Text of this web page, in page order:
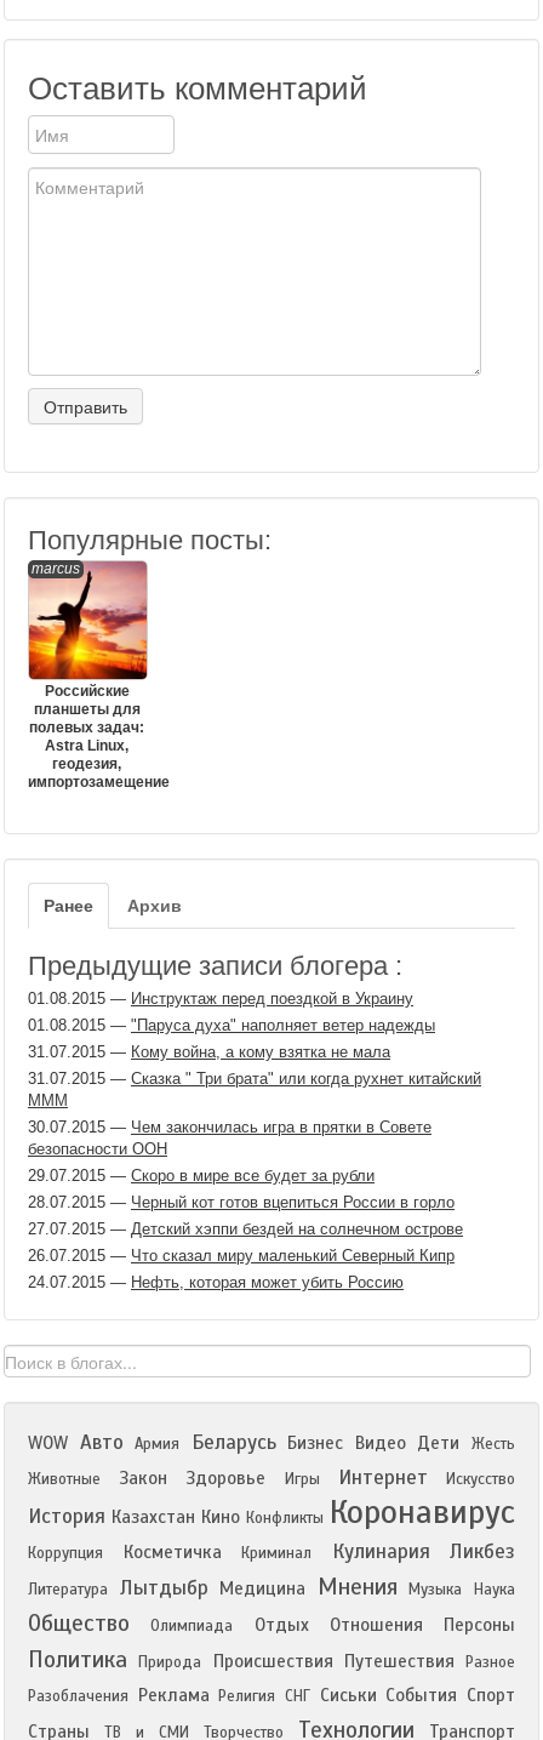
Оставить комментарий
Популярные посты:
marcus
Российские
планшеты для
полевых задач:
Astra Linux,
геодезия,
импортозамещение
Ранее Архив
Предыдущие записи блогера :
01.08.2015 — Инструктаж перед поездкой в Украину
01.08.2015 — "Паруса духа" наполняет ветер надежды
31.07.2015 — Кому война, а кому взятка не мала
31.07.2015 — Сказка " Три брата" или когда рухнет китайский
МММ
30.07.2015 — Чем закончилась игра в прятки в Совете
безопасности ООН
29.07.2015 — Скоро в мире все будет за рубли
28.07.2015 — Черный кот готов вцепиться России в горло
27.07.2015 — Детский хэппи бездей на солнечном острове
26.07.2015 — Что сказал миру маленький Северный Кипр
24.07.2015 — Нефть, которая может убить Россию
WOW Авто Армия Беларусь Бизнес Видео Дети
Жесть
Животные
Закон Здоровье Игры Интернет Искусство
История Казахстан Кино Конфликты Коронавирус
Коррупция Косметичка Криминал Кулинария Ликбез
Литература Лытдыбр Медицина Мнения Музыка Наука
Общество Олимпиада Отдых Отношения Персоны
Политика Природа Происшествия Путешествия
Разное
Разоблачения
Реклама Религия СНГ Сиськи События Спорт
Страны
ТВ и СМИ Творчество Технологии Транспорт